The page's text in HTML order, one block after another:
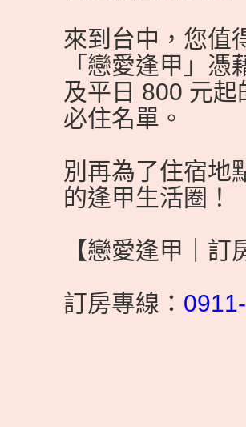
來到台中，您值
「戀愛逢甲」
及平日 800 元
必住名單。
別再為了住宿地
的逢甲生活圈！
【戀愛逢甲｜訂
訂房專線：